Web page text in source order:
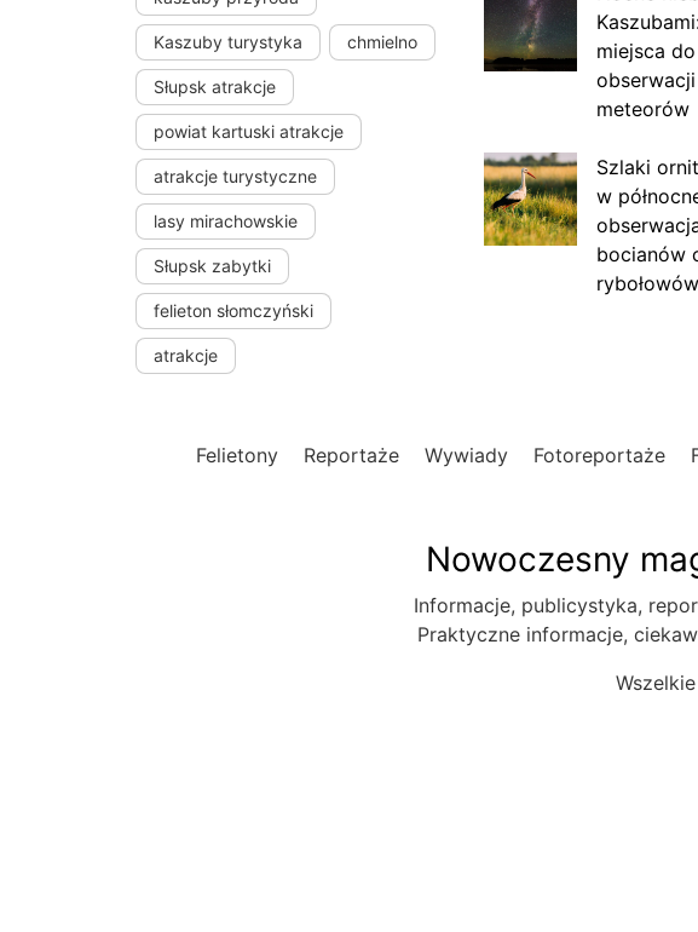
Kaszuby turystyka chmielno
Słupsk atrakcje
powiat kartuski atrakcje
atrakcje turystyczne
lasy mirachowskie
Słupsk zabytki
felieton słomczyński
atrakcje
miejsca do
meteorów
Szlaki
w
bocianów
rybołowów
Felietony Reportaże Wywiady Fotoreportaże
Nowoczesny
Informacje, publicystyka,
Praktyczne informacje,